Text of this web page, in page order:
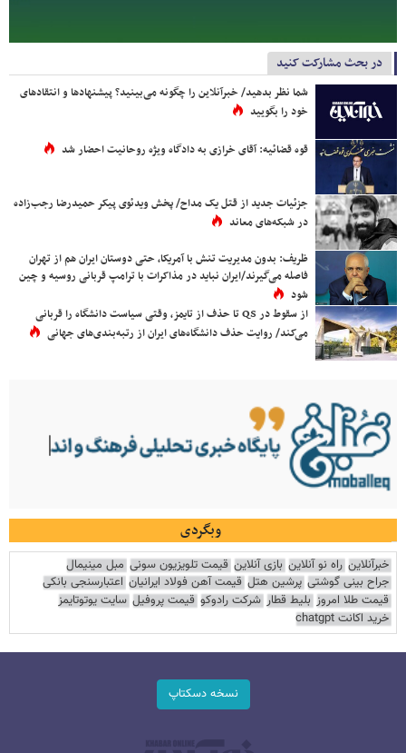
در بحث مشارکت کنید
شما نظر بدهید/ خبرآنلاین را چگونه می‌بینید؟ پیشنهادها و انتقادهای
خود را بگویید
قوه قضائیه: آقای خرازی به دادگاه ویژه روحانیت احضار شد
جزئیات جدید از قتل یک مداح/ پخش ویدئوی پیکر حمیدرضا رجب‌زاده
در شبکه‌های معاند
ظریف: بدون مدیریت تنش با آمریکا، حتی دوستان ایران هم از تهران
فاصله می‌گیرند/ایران نباید در مذاکرات با ترامپ قربانی روسیه و چین
شود
از سقوط در QS تا حذف از تایمز، وقتی سیاست دانشگاه را قربانی
می‌کند/ روایت حذف دانشگاه‌های ایران از رتبه‌بندی‌های جهانی
وبگردی
خبرآنلاین راه نو آنلاین بازی آنلاین قیمت تلویزیون سونی مبل مینیمال
جراح بینی گوشتی پرشین هتل قیمت آهن فولاد ایرانیان اعتبارسنجی بانکی
قیمت طلا امروز بلیط قطار شرکت رادوکو قیمت پروفیل سایت یوتوتایمز
خرید اکانت chatgpt
نسخه دسکتاپ